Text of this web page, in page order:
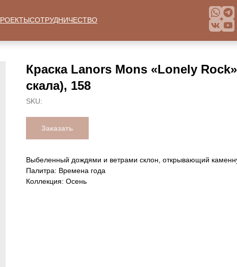
Краска Lanors Mons «Lonely
скала), 158
SKU:
Заказать
Выбеленный дождями и ветрами склон, открывающий
Палитра: Времена года
Коллекция: Осень
СОТРУДНИЧЕСТВО